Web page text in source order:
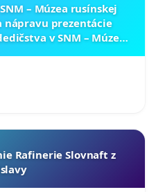
– Múzea rusínskej
nápravu prezentácie
v SNM – Múzeu
Rafinerie Slovnaft z